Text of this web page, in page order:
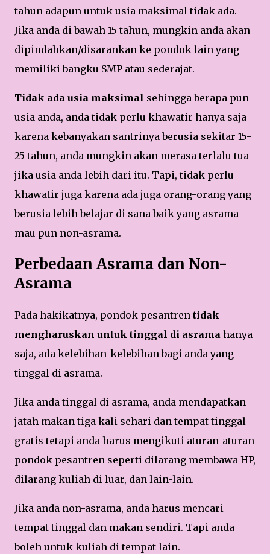
tahun adapun untuk usia maksimal tidak ada.
Jika anda di bawah 15 tahun, mungkin anda akan
dipindahkan/disarankan ke pondok lain yang
memiliki bangku SMP atau sederajat.
Tidak ada usia maksimal sehingga berapa pun
usia anda, anda tidak perlu khawatir hanya saja
karena kebanyakan santrinya berusia sekitar 15-
25 tahun, anda mungkin akan merasa terlalu tua
jika usia anda lebih dari itu. Tapi, tidak perlu
khawatir juga karena ada juga orang-orang yang
berusia lebih belajar di sana baik yang asrama
mau pun non-asrama.
Perbedaan Asrama dan Non-
Asrama
Pada hakikatnya, pondok pesantren tidak
mengharuskan untuk tinggal di asrama hanya
saja, ada kelebihan-kelebihan bagi anda yang
tinggal di asrama.
Jika anda tinggal di asrama, anda mendapatkan
jatah makan tiga kali sehari dan tempat tinggal
gratis tetapi anda harus mengikuti aturan-aturan
pondok pesantren seperti dilarang membawa HP,
dilarang kuliah di luar, dan lain-lain.
Jika anda non-asrama, anda harus mencari
tempat tinggal dan makan sendiri. Tapi anda
boleh untuk kuliah di tempat lain.